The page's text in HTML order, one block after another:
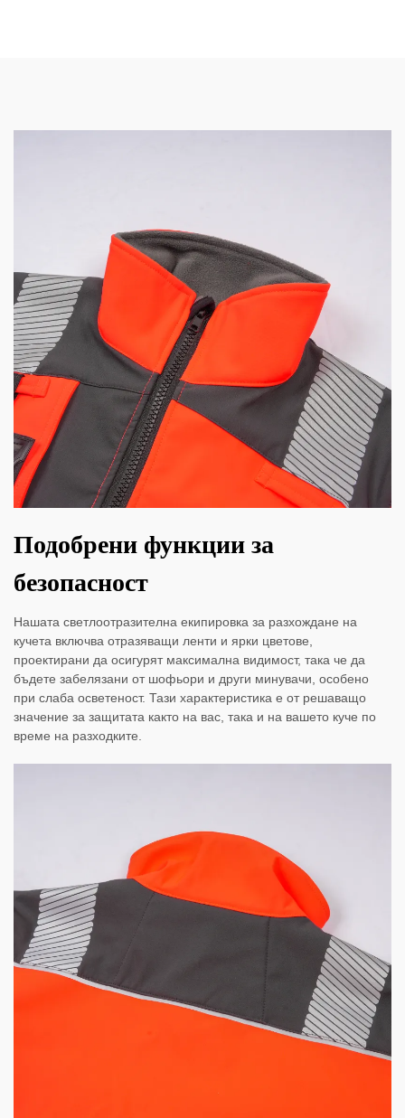
Подобрени функции за
безопасност
Нашата светлоотразителна екипировка за разхождане на
кучета включва отразяващи ленти и ярки цветове,
проектирани да осигурят максимална видимост, така че да
бъдете забелязани от шофьори и други минувачи, особено
при слаба осветеност. Тази характеристика е от решаващо
значение за защитата както на вас, така и на вашето куче по
време на разходките.